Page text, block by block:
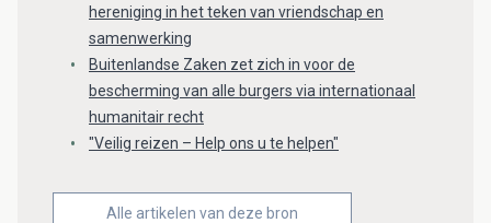
hereniging in het teken van vriendschap en
samenwerking
Buitenlandse Zaken zet zich in voor de
bescherming van alle burgers via internationaal
humanitair recht
"Veilig reizen – Help ons u te helpen"
Alle artikelen van deze bron